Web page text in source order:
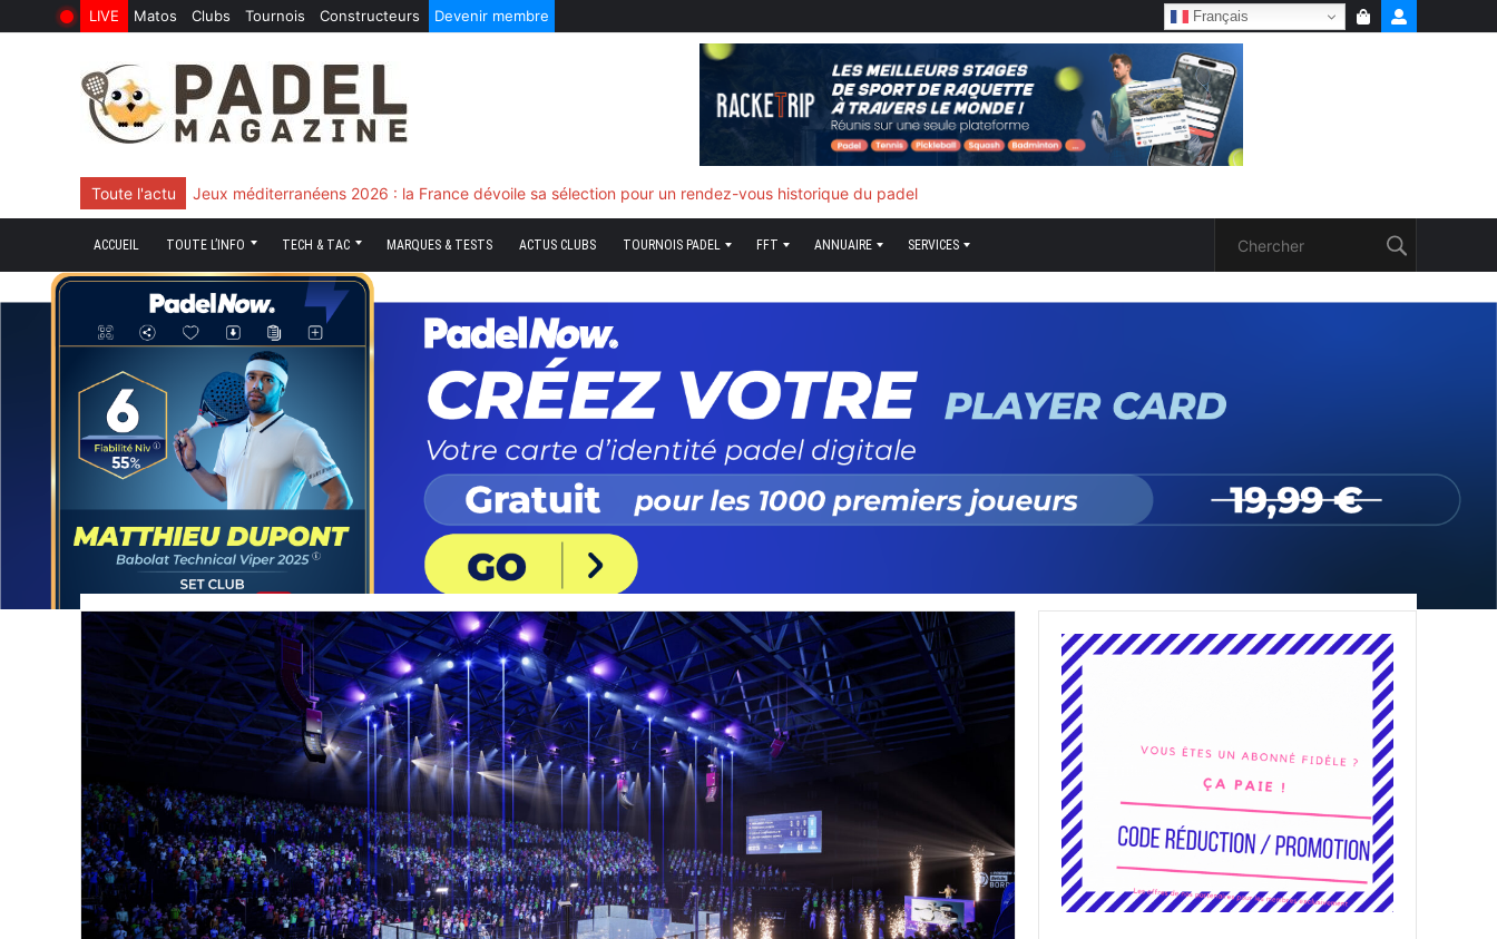
LIVE Matos Clubs Tournois Constructeurs Devenir membre Français
Toute l'actu Chingotto, ciblé tout le match mais décisif quand tout bascule
ACCUEIL TOUTE L’INFO
6 Août 2026
TECH & TAC
10 Juin 2026
MARQUES & TESTS ACTUS CLUBS TOURNOIS PADEL FFT ANNUAIRE SERVICES